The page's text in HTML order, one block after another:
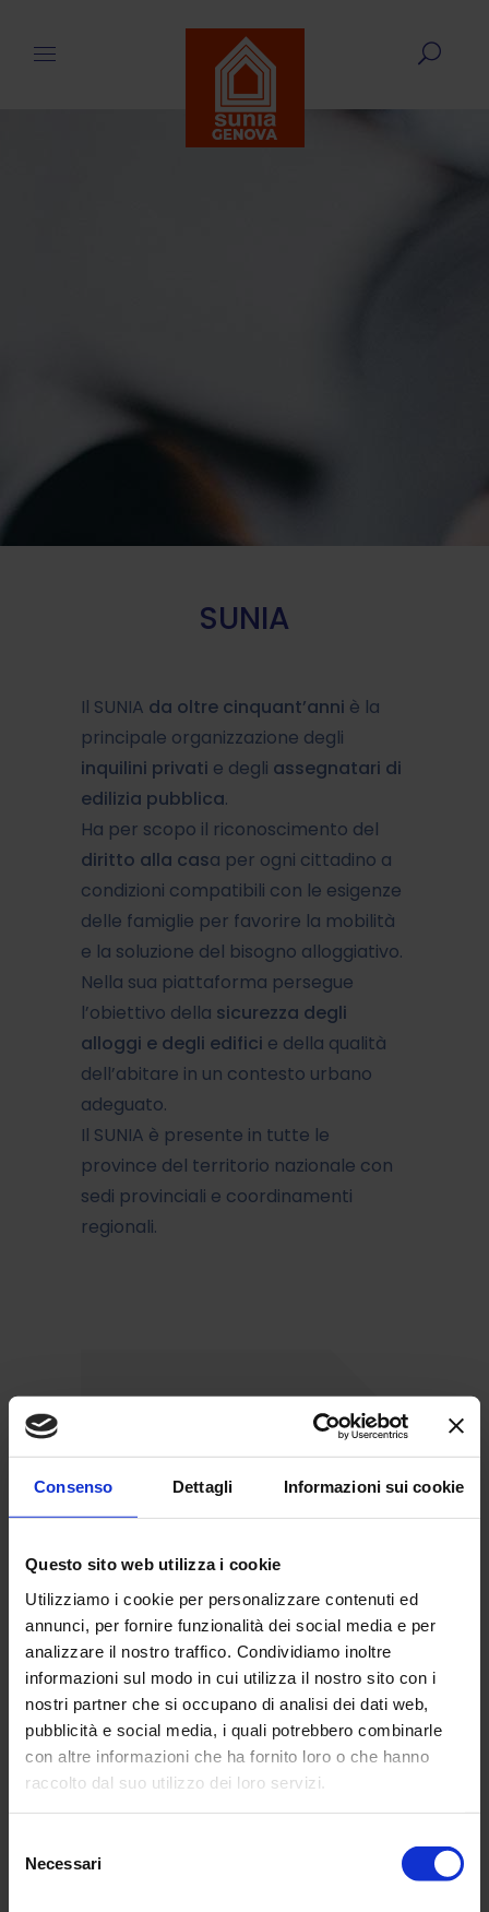
Consenso Dettagli Informazioni sui cookie
Questo sito web utilizza i cookie
Utilizziamo i cookie per personalizzare contenuti ed
annunci, per fornire funzionalità dei social media e per
analizzare il nostro traffico. Condividiamo inoltre
informazioni sul modo in cui utilizza il nostro sito con i
nostri partner che si occupano di analisi dei dati web,
pubblicità e social media, i quali potrebbero combinarle
con altre informazioni che ha fornito loro o che hanno
raccolto dal suo utilizzo dei loro servizi.
delNecessari
SUNIA
Il SUNIA da oltre cinquant’anni è la
principale organizzazione degli
inquilini privati e degli assegnatari di
edilizia pubblica.
Ha per scopo il riconoscimento del
diritto alla casa per ogni cittadino a
condizioni compatibili con le esigenze
delle famiglie per favorire la mobilità
e la soluzione del bisogno alloggiativo.
Nella sua piattaforma persegue
l’obiettivo della sicurezza degli
alloggi e degli edifici e della qualità
dell’abitare in un contesto urbano
adeguato.
Il SUNIA è presente in tutte le
province del territorio nazionale con
sedi provinciali e coordinamenti
regionali.
Tesi per la costituzione del
SUNIA, 18 giugno 1972